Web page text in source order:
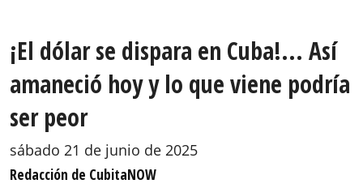
¡El dólar se dispara en Cuba!... Así
amaneció hoy y lo que viene podría
ser peor
sábado 21 de junio de 2025
Redacción de CubitaNOW